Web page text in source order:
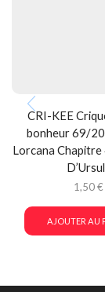
CRI-KEE
bonheur 69/
Lorcana
1,50€
AJOUTER AU